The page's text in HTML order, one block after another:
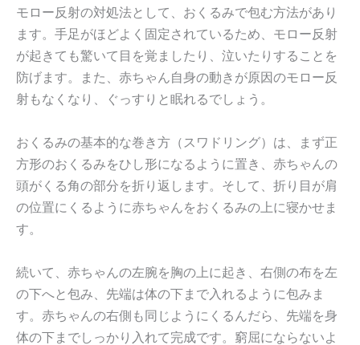
モロー反射の対処法として、おくるみで包む方法があり
ます。手足がほどよく固定されているため、モロー反射
が起きても驚いて目を覚ましたり、泣いたりすることを
防げます。また、赤ちゃん自身の動きが原因のモロー反
射もなくなり、ぐっすりと眠れるでしょう。
おくるみの基本的な巻き方（スワドリング）は、まず正
方形のおくるみをひし形になるように置き、赤ちゃんの
頭がくる角の部分を折り返します。そして、折り目が肩
の位置にくるように赤ちゃんをおくるみの上に寝かせま
す。
続いて、赤ちゃんの左腕を胸の上に起き、右側の布を左
の下へと包み、先端は体の下まで入れるように包みま
す。赤ちゃんの右側も同じようにくるんだら、先端を身
体の下までしっかり入れて完成です。窮屈にならないよ